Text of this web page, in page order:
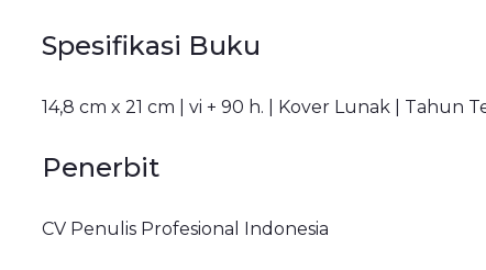
Spesifikasi Buku
14,8 cm x 21 cm | vi + 90 h. | Kover Lunak | Tahun
Penerbit
CV Penulis Profesional Indonesia